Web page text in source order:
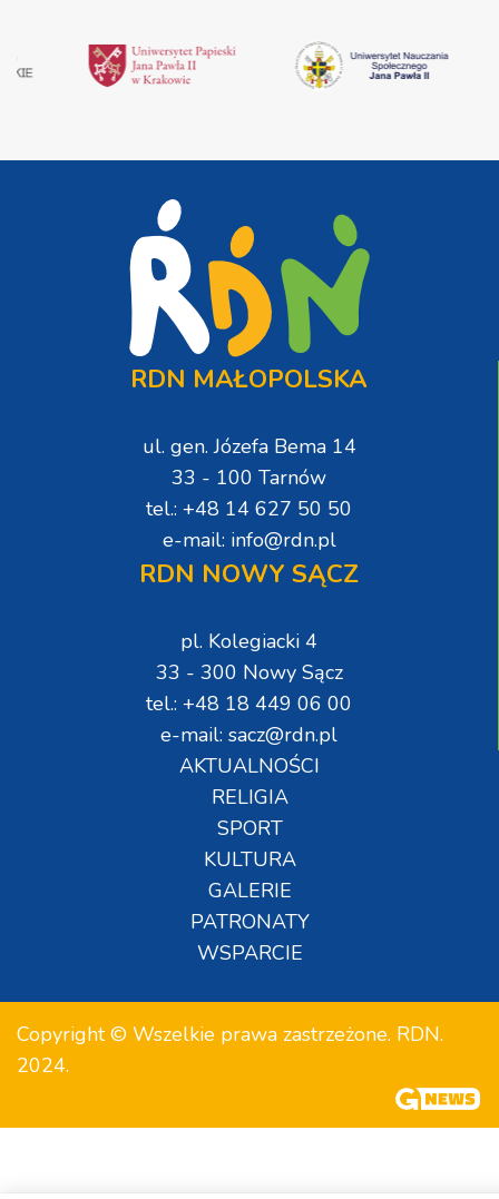
RDN MAŁOPOLSKA
ul. gen. Józefa Bema 14
33 - 100 Tarnów
tel.: +48 14 627 50 50
e-mail: info@rdn.pl
RDN NOWY SĄCZ
pl. Kolegiacki 4
33 - 300 Nowy Sącz
tel.: +48 18 449 06 00
e-mail: sacz@rdn.pl
AKTUALNOŚCI
RELIGIA
SPORT
KULTURA
GALERIE
PATRONATY
WSPARCIE
Copyright © Wszelkie prawa zastrzeżone. RDN.
2024.